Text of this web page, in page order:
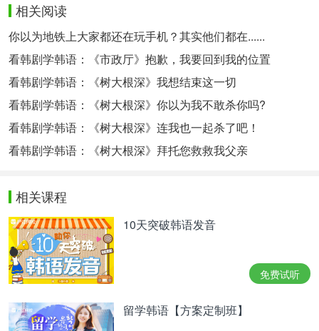
이 자리에서 목을 벨 것이다!
太宗：是余党的奴婢，还是违反国法越狱而且攻击士
兵的罪人。
把那孩子带过来，杀了！
光是余党的奴婢就已经免不了罪了，还越狱，
还胆敢攻击我的士兵。
我会在这里直接隔断他的脖子！快点！
병사: 에!
士兵：是！
태종: 뭐라?
명이다!
太宗：你说什么？快点给我把那个孩子带过来，即时
处斩！这是王的命令！
이도: 왕을 참칭하지 말라! 상왕은 왕이 아니다! 내가,
내가 조선의 임금이다!!
李裪：不要自称王！太上王，并不是王，我，我才是
朝鲜的王！！
相关阅读
你以为地铁上大家都还在玩手机？其实他们都在......
看韩剧学韩语：《市政厅》抱歉，我要回到我的位置
看韩剧学韩语：《树大根深》我想结束这一切
看韩剧学韩语：《树大根深》你以为我不敢杀你吗?
看韩剧学韩语：《树大根深》连我也一起杀了吧！
看韩剧学韩语：《树大根深》拜托您救救我父亲
相关课程
10天突破韩语发音
免费试听
留学韩语【方案定制班】